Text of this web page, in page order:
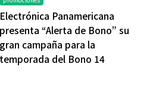
Electrónica Panamericana
presenta “Alerta de Bono” su
gran campaña para la
temporada del Bono 14